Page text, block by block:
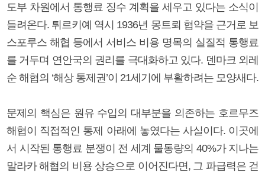
도부 차원에서 통행료 징수 계획을 세우고 있다는 소식이
들려온다. 튀르키예 역시 1936년 몽트뢰 협약을 근거로 보
스포루스 해협 등에서 서비스 비용 명목의 실질적 통행료
를 거두며 연안국의 권리를 극대화하고 있다. 덴마크 외레
순 해협의 ‘해상 통제권’이 21세기에 부활하려는 모양새다.
문제의 핵심은 원유 수입의 대부분을 의존하는 호르무즈
해협이 직접적인 통제 아래에 놓였다는 사실이다. 이곳에
서 시작된 통행료 분쟁이 전 세계 물동량의 40%가 지나는
말라카 해협의 비용 상승으로 이어진다면, 그 파급력은 걷